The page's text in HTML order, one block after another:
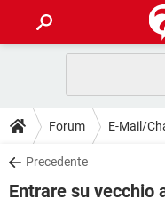
INTRATTENIMENTO
iOS
INSTAGRAM
GUIDE
COVID-19
DOWNLOAD
COVID-19
Forum E-Mail/
Precedente
Entrare su vecchio